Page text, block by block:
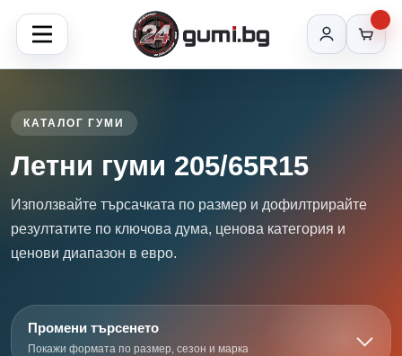
КАТАЛОГ ГУМИ
Летни гуми 205/65R15
Използвайте търсачката по размер и дофилтрирайте
резултатите по ключова дума, ценова категория и
ценови диапазон в евро.
Промени търсенето
Покажи формата по размер, сезон и марка